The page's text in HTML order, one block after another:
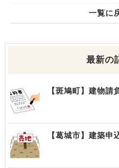
一覧に
最新の
【斑鳩町】建物請
【葛城市】建築申